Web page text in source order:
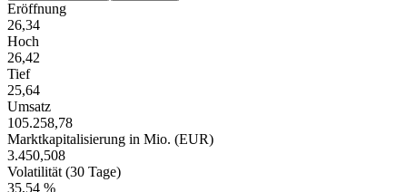
Eröffnung
26,34
Hoch
26,42
Tief
25,64
Umsatz
105.258,78
Marktkapitalisierung in Mio. (EUR)
3.450,508
Volatilität (30 Tage)
35,54 %